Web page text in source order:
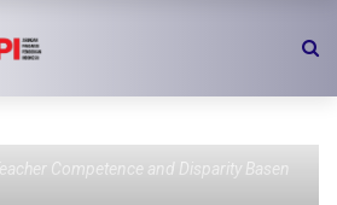
Competence and Disparity Basen